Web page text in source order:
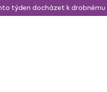
týden docházet k drobnému